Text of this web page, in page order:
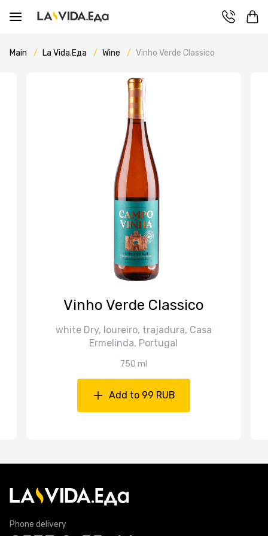
Main La Vida.Еда Wine Vinho Verde Classico
Vinho Verde Classico
white Dry, loureiro, trajadura, Casa
Ermelinda, Portugal
750 ml
Add to 99 RUB
Phone delivery